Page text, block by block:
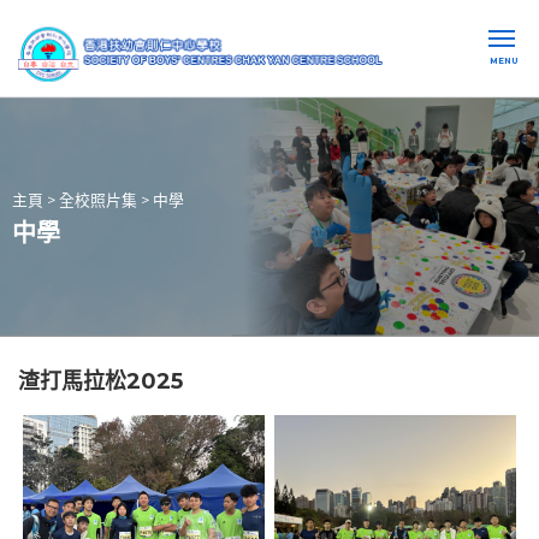
MENU
主頁 > 全校照片集 > 中學
中學
渣打馬拉松2025